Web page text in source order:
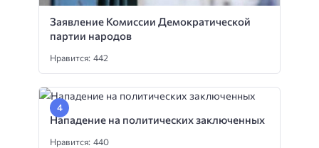
Заявление Комиссии Демократической
партии народов
Нравится: 442
Нападение на политических заключенных
Нравится: 440